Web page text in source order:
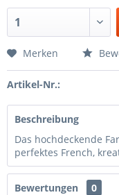
Merken
Artikel-Nr.:
Beschreibung
Das hochdeckende
perfektes French,
Bewertungen
0